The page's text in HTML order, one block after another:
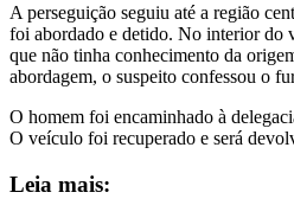
A perseguição seguiu até a região
foi abordado e detido. No interior do
que não tinha conhecimento da
abordagem, o suspeito confessou o
O homem foi encaminhado à
O veículo foi recuperado e será
Leia mais: